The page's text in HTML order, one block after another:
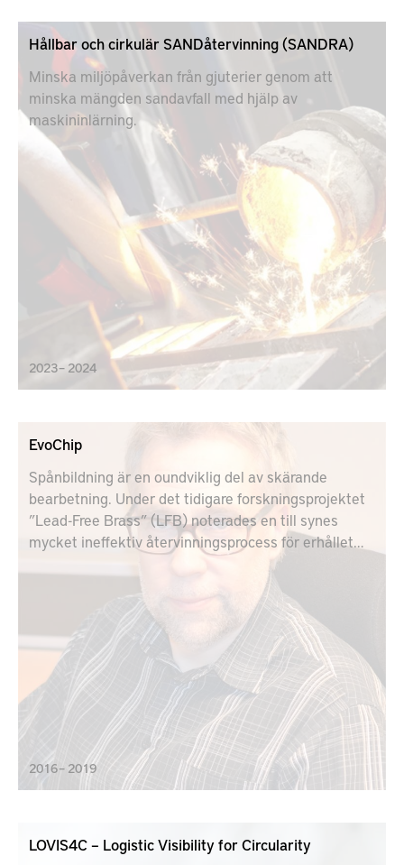
Hållbar och cirkulär SANDåtervinning (SANDRA)
Minska miljöpåverkan från gjuterier genom att
minska mängden sandavfall med hjälp av
maskininlärning.
2023 – 2024
EvoChip
Spånbildning är en oundviklig del av skärande
bearbetning. Under det tidigare forskningsprojektet
”Lead-Free Brass” (LFB) noterades en till synes
mycket ineffektiv återvinningsprocess för erhållet
mässingsskrot, inklusive spånor.
2016 – 2019
LOVIS4C – Logistic Visibility for Circularity